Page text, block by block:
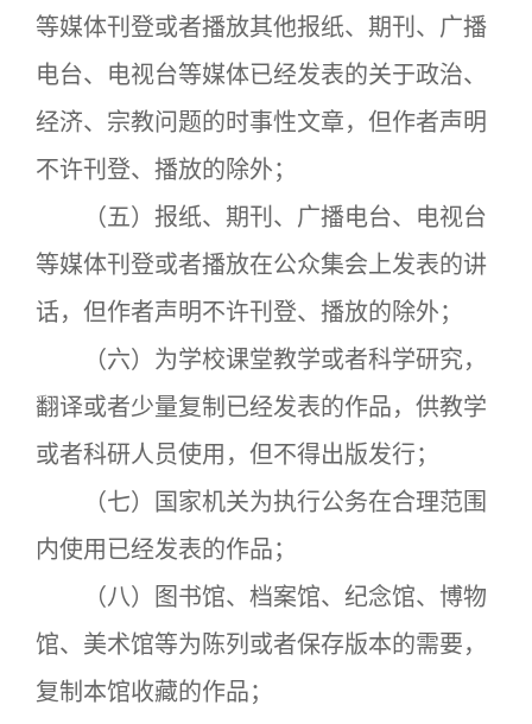
等媒体刊登或者播放其他报纸、期刊、广播
电台、电视台等媒体已经发表的关于政治、
经济、宗教问题的时事性文章，但作者声明
不许刊登、播放的除外；
（五）报纸、期刊、广播电台、电视台
等媒体刊登或者播放在公众集会上发表的讲
话，但作者声明不许刊登、播放的除外；
（六）为学校课堂教学或者科学研究，
翻译或者少量复制已经发表的作品，供教学
或者科研人员使用，但不得出版发行；
（七）国家机关为执行公务在合理范围
内使用已经发表的作品；
（八）图书馆、档案馆、纪念馆、博物
馆、美术馆等为陈列或者保存版本的需要，
复制本馆收藏的作品；